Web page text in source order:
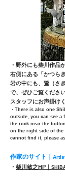
・野外にも柴川作品
右側にある「かつら
岩の中にも、鷺（さ
で、ぜひご覧ください
スタッフにお声掛け
・There is also one
outside, you can see
the rock near the
on the right side of the
cannot find it, please
作家のサイト｜
・ 柴川敏之HP｜